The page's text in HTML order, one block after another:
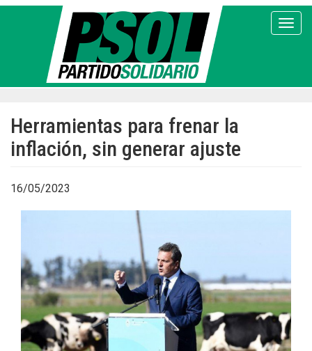
Pasar
Herramientas para frenar la
inflación, sin generar ajuste
16/05/2023